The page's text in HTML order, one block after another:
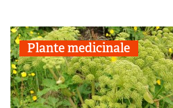
Plante medicinale